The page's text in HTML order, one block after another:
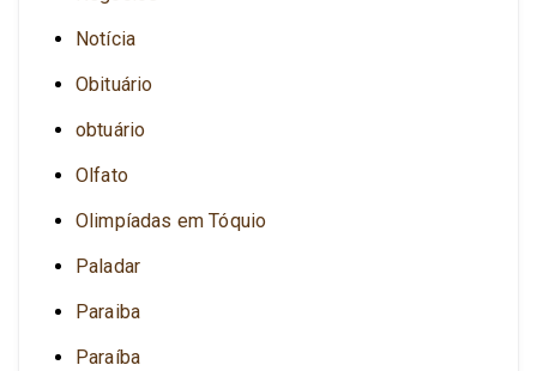
Notícia
Obituário
obtuário
Olfato
Olimpíadas em Tóquio
Paladar
Paraiba
Paraíba